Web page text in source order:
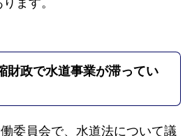
ます。
財政で水道事業が滞ってい
委員会で、水道法について議